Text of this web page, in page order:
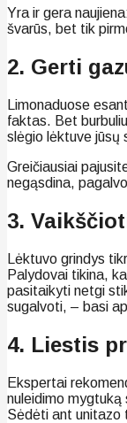
Yra ir gera
švarūs, bet tik
2. Gerti
Limonaduose
faktas. Bet
slėgio lėktuve jūsų
Greičiausiai
negąsdina,
3.
Lėktuvo grindys
Palydovai tikina,
pasitaikyti netgi
sugalvoti, – basi
4. Liestis
Ekspertai
nuleidimo
Sėdėti ant unitazo